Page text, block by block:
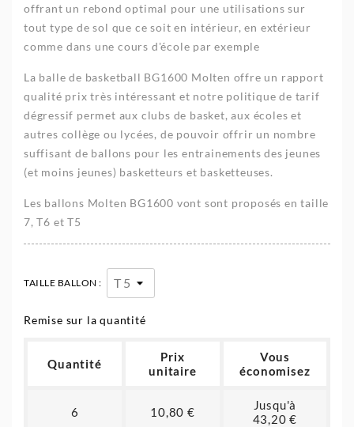
offrant un rebond optimal pour une utilisations sur
tout type de sol que ce soit en intérieur, en extérieur
comme dans une cours d'école par exemple
La balle de basketball BG1600 Molten offre un rapport
qualité prix très intéressant et notre politique de tarif
dégressif permet aux clubs de basket, aux écoles et
autres collège ou lycées, de pouvoir offrir un nombre
suffisant de ballons pour les entrainements des jeunes
(et moins jeunes) basketteurs et basketteuses.
Les ballons Molten BG1600 vont sont proposés en taille
7, T6 et T5
TAILLE BALLON :
Remise sur la quantité
Quantité
Prix
unitaire
Vous
économisez
6 10,80 €
Jusqu'à
43,20 €